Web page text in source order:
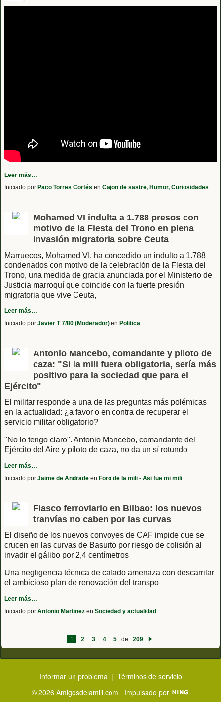
Leer más…
Iniciado por Paco Torres Cortés en Cajon de sastre, Humor, Curiosidades
Mohamed VI indulta a 1.788 presos con
motivo de la Fiesta del Trono en plena
invasión migratoria sobre Ceuta
Marruecos, Mohamed VI, ha concedido un indulto a 1.788
condenados con motivo de la celebración de la Fiesta del
Trono, una medida de gracia anunciada por el Ministerio de
Justicia marroquí que coincide con la fuerte presión
migratoria que vive Ceuta,
Leer más…
Iniciado por Javier T 7/80 (Moderador) en Politica
Antonio Mancebo, comandante y piloto de
caza: "Si la mili fuera obligatoria, sería más
positivo para la sociedad que para el
Ejército"
El militar responde a una de las preguntas más polémicas
en la actualidad: ¿a favor o en contra de recuperar el
servicio militar obligatorio?
"No lo tengo claro". Antonio Mancebo, comandante del
Ejército del Aire y piloto de caza, no da un sí rotundo
Leer más…
Iniciado por Jaime de Andrade en Foro de la mili - Asi fue mi mili
Fiasco ferroviario en Bilbao: los nuevos
tranvías no caben por las curvas
El diseño de los nuevos convoyes de CAF impide que se
crucen en las curvas de Basurto por riesgo de colisión al
invadir el gálibo por 2,4 centímetros
Una negligencia técnica de calado amenaza con descarrilar
el ambicioso plan de renovación del transpo
Leer más…
Iniciado por Antonio Martinez en Sociedad y actualidad
1 2 3 4 5 de
209
Informar un problema | Términos de servicio
© 2026 Amigosdelamili.com Impulsado por